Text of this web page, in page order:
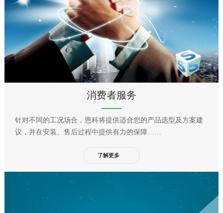
消费者服务
针对不同的工况场合，恩科将提供适合您的产品选型及方案建
议，并在安装、售后过程中提供有力的保障……
了解更多